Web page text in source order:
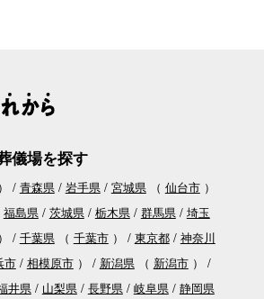
儀場を探す
青森県 岩手県 宮城県（ 仙台市）
福島県 茨城県 栃木県 群馬県
埼玉
千葉県（ 千葉市） 東京都
神奈川
市 相模原市） 新潟県（ 新潟市）
井県 山梨県 長野県 岐阜県
静岡県